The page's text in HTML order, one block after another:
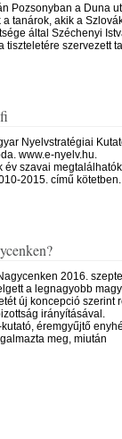
Pozsonyban a Duna
tanárok, akik a
által Széchenyi
tiszteletére szervezett
Nyelvstratégiai
www.e-nyelv.hu.
szavai
2015. című kötetben.
2016.
a legnagyobb
új koncepció szerint
irányításával.
éremgyűjtő
meg, miután